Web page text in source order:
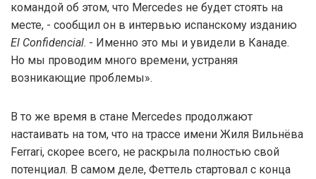
командой об этом, что Mercedes не будет стоять на
месте, - сообщил он в интервью испанскому изданию
El Confidencial. - Именно это мы и увидели в Канаде.
Но мы проводим много времени, устраняя
возникающие проблемы».
В то же время в стане Mercedes продолжают
настаивать на том, что на трассе имени Жиля Вильнёва
Ferrari, скорее всего, не раскрыла полностью свой
потенциал. В самом деле, Феттель стартовал с конца